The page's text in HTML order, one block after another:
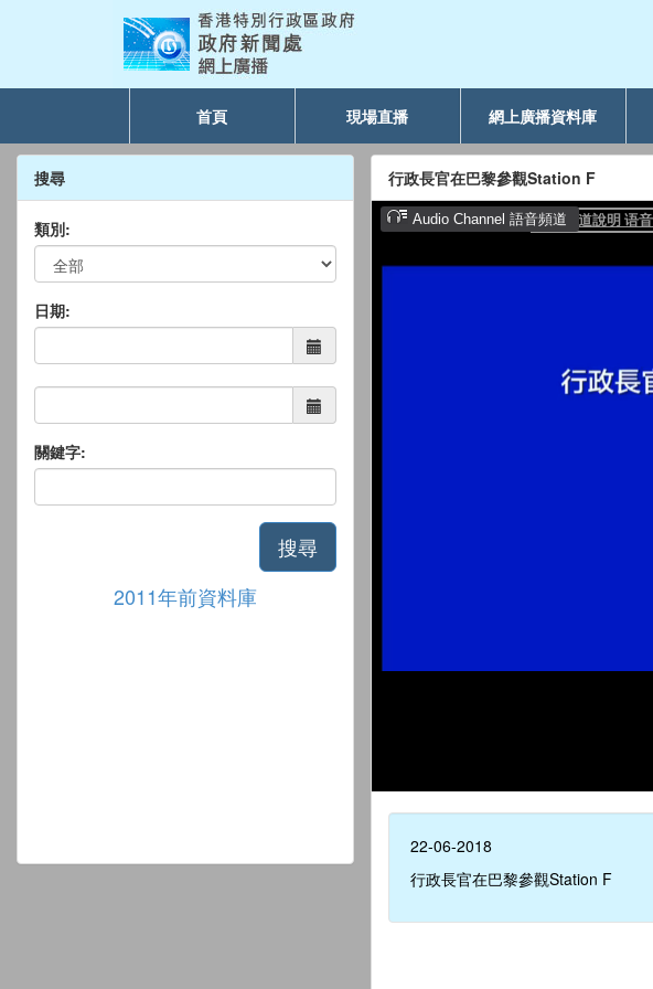
首頁 現場直播 網上廣播資料庫
搜尋
類別:
日期:
關鍵字:
搜尋
2011年前資料庫
行政長官在巴黎參觀Station F
22-06-2018
行政長官在巴黎參觀Station F